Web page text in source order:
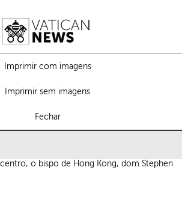
Imprimir com imagens
Imprimir sem imagens
Fechar